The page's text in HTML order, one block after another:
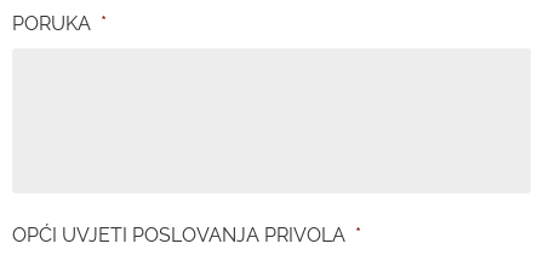
PORUKA *
OPĆI UVJETI POSLOVANJA PRIVOLA *